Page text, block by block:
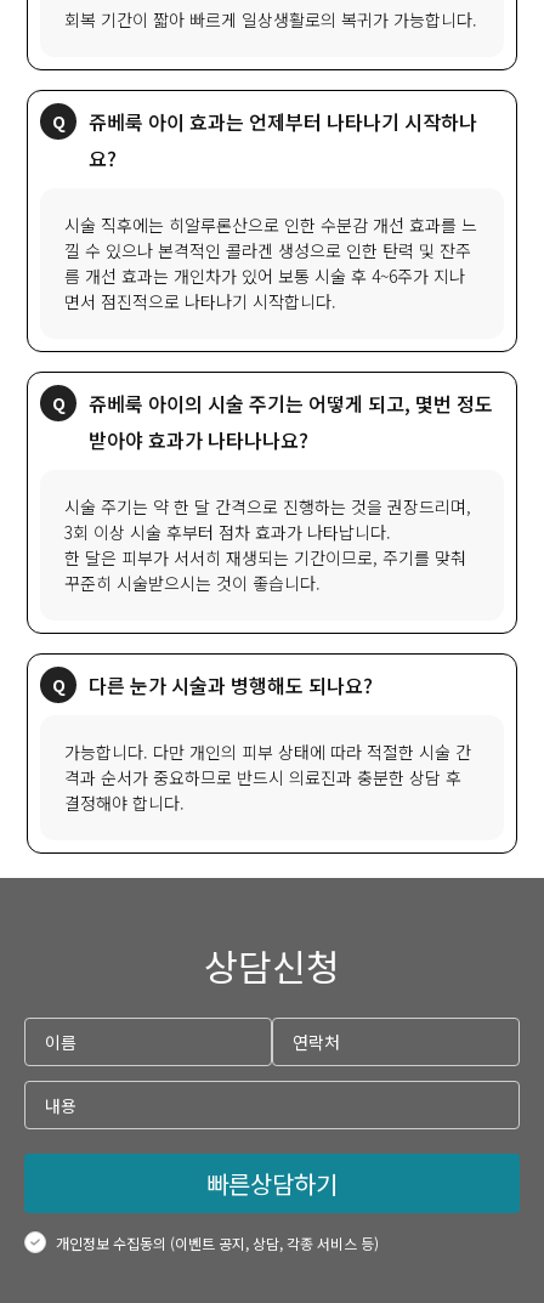
회복 기간이 짧아 빠르게 일상생활로의 복귀가 가능합니다.
쥬베룩 아이 효과는 언제부터 나타나기 시작하나
요?
시술 직후에는 히알루론산으로 인한 수분감 개선 효과를 느
낄 수 있으나 본격적인 콜라겐 생성으로 인한 탄력 및 잔주
름 개선 효과는 개인차가 있어 보통 시술 후 4~6주가 지나
면서 점진적으로 나타나기 시작합니다.
쥬베룩 아이의 시술 주기는 어떻게 되고, 몇번 정도
받아야 효과가 나타나나요?
시술 주기는 약 한 달 간격으로 진행하는 것을 권장드리며,
3회 이상 시술 후부터 점차 효과가 나타납니다.
한 달은 피부가 서서히 재생되는 기간이므로, 주기를 맞춰
꾸준히 시술받으시는 것이 좋습니다.
다른 눈가 시술과 병행해도 되나요?
가능합니다. 다만 개인의 피부 상태에 따라 적절한 시술 간
격과 순서가 중요하므로 반드시 의료진과 충분한 상담 후
결정해야 합니다.
상담신청
빠른상담하기
개인정보 수집동의 (이벤트 공지, 상담, 각종 서비스 등)